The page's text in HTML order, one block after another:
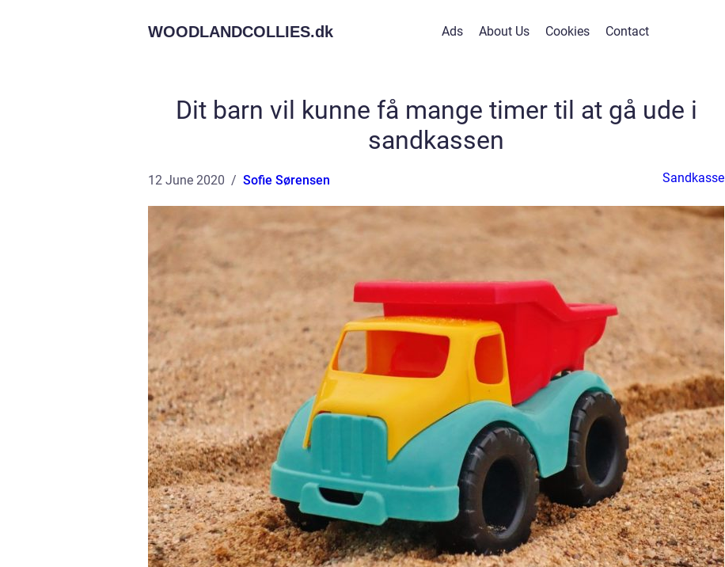
WOODLANDCOLLIES.dk Ads About Us Cookies Contact
Dit barn vil kunne få mange timer til at gå ude i
sandkassen
12 June 2020 Sofie Sørensen Sandkasse